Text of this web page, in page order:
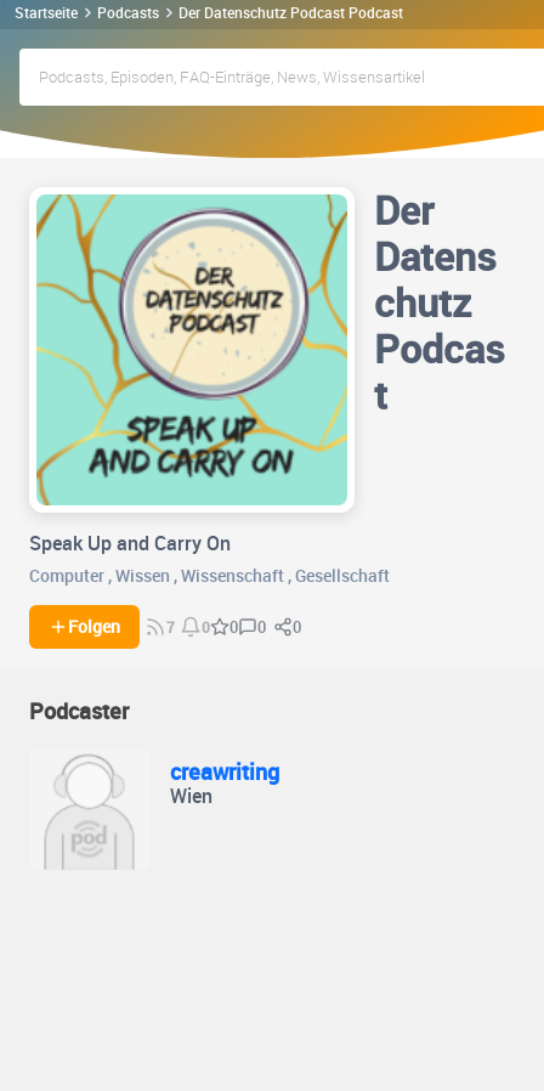
Startseite Podcasts Der Datenschutz Podcast Podcast
Der
Datens
chutz
Podcas
t
Speak Up and Carry On
Computer ,Wissen ,Wissenschaft ,Gesellschaft
Folgen 7 0 0 0 0
Podcaster
creawriting
Wien